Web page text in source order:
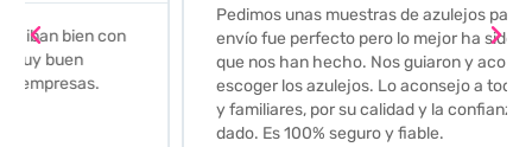
Pedimos unas muestras de azulejos para el baño. El
envío fue perfecto pero lo mejor ha sido el seguimiento
que nos han hecho. Nos guiaron y aconsejaron para
escoger los azulejos. Lo aconsejo a todos mis amigos
y familiares, por su calidad y la confianza que nos han
dado. Es 100% seguro y fiable.